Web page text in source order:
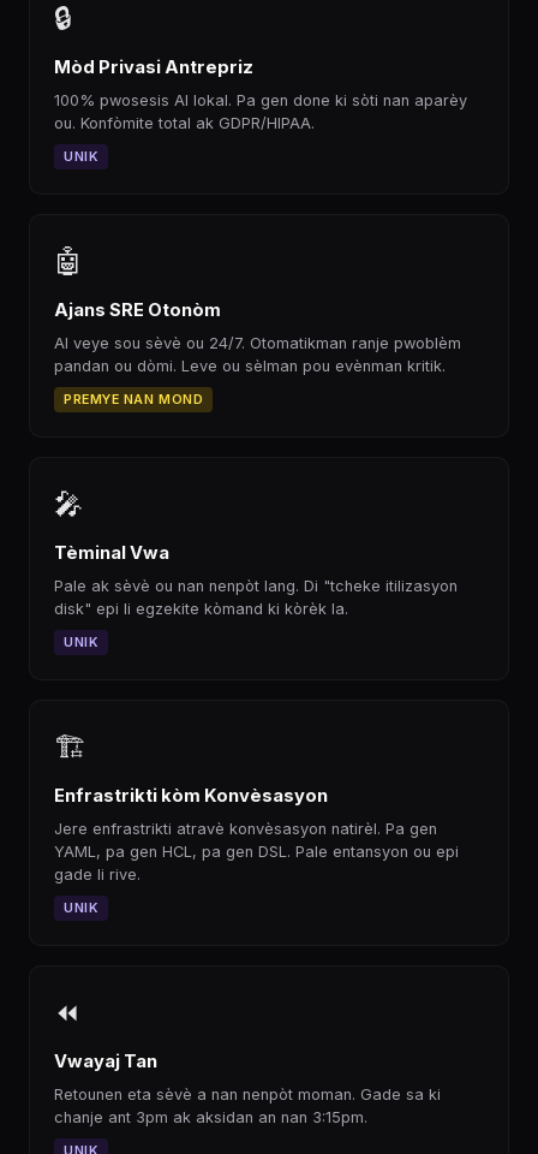
🔒
Mòd Privasi Antrepriz
100% pwosesis AI lokal. Pa gen done ki sòti nan aparèy
ou. Konfòmite total ak GDPR/HIPAA.
UNIK
🤖
Ajans SRE Otonòm
AI veye sou sèvè ou 24/7. Otomatikman ranje pwoblèm
pandan ou dòmi. Leve ou sèlman pou evènman kritik.
PREMYE NAN MOND
🎤
Tèminal Vwa
Pale ak sèvè ou nan nenpòt lang. Di "tcheke itilizasyon
disk" epi li egzekite kòmand ki kòrèk la.
UNIK
🏗
Enfrastrikti kòm Konvèsasyon
Jere enfrastrikti atravè konvèsasyon natirèl. Pa gen
YAML, pa gen HCL, pa gen DSL. Pale entansyon ou epi
gade li rive.
UNIK
⏪
Vwayaj Tan
Retounen eta sèvè a nan nenpòt moman. Gade sa ki
chanje ant 3pm ak aksidan an nan 3:15pm.
UNIK